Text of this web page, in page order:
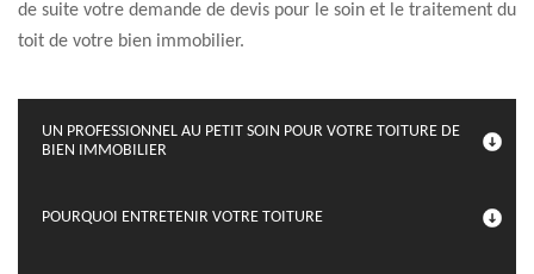
de suite votre demande de devis pour le soin et le traitement du
toit de votre bien immobilier.
UN PROFESSIONNEL AU PETIT SOIN POUR VOTRE TOITURE DE
BIEN IMMOBILIER
POURQUOI ENTRETENIR VOTRE TOITURE